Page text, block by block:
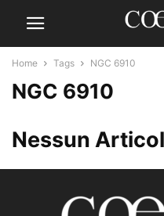
Home Tags NGC 6910
NGC 6910
Nessun